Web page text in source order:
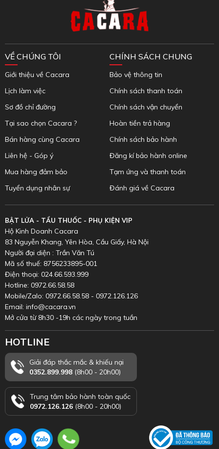
VỀ CHÚNG TÔI
Giới thiệu về Cacara
Lịch làm việc
Sơ đồ chỉ đường
Tại sao chọn Cacara ?
Bán hàng cùng Cacara
Liên hệ - Góp ý
Mua hàng đảm bảo
Tuyển dụng nhân sự
CHÍNH SÁCH CHUNG
Bảo vệ thông tin
Chính sách thanh toán
Chính sách vận chuyển
Hoàn tiền trả hàng
Chính sách bảo hành
Đăng kí bảo hành online
Tạm ứng và thanh toán
Đánh giá về Cacara
BẬT LỬA - TẨU THUỐC - PHỤ KIỆN VIP
Hộ Kinh Doanh Cacara
83 Nguyễn Khang, Yên Hòa, Cầu Giấy, Hà Nội
Người đại diện : Trần Văn Tú
Mã số thuế: 8756233895-001
Điện thoại: 024.66.593.999
Hotline: 0972.66.58.58
Mobile/Zalo: 0972.66.58.58 - 0972.126.126
Email: info@cacara.vn
Mở cửa từ 8h30 -19h các ngày trong tuần
HOTLINE
Giải đáp thắc mắc & khiếu nại
0352.899.998 (8h00 - 20h00)
Trung tâm bảo hành toàn quốc
0972.126.126 (8h00 - 20h00)